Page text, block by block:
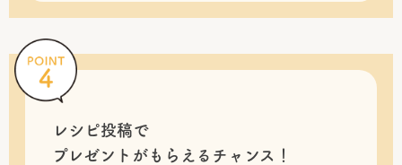
レシピ投稿で
プレゼントがもらえるチャンス！